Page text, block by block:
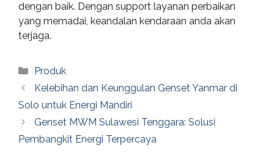
dengan baik. Dengan support layanan perbaikan
yang memadai, keandalan kendaraan anda akan
terjaga.
Categories
Produk
Kelebihan dan Keunggulan Genset Yanmar di
Solo untuk Energi Mandiri
Genset MWM Sulawesi Tenggara: Solusi
Pembangkit Energi Terpercaya